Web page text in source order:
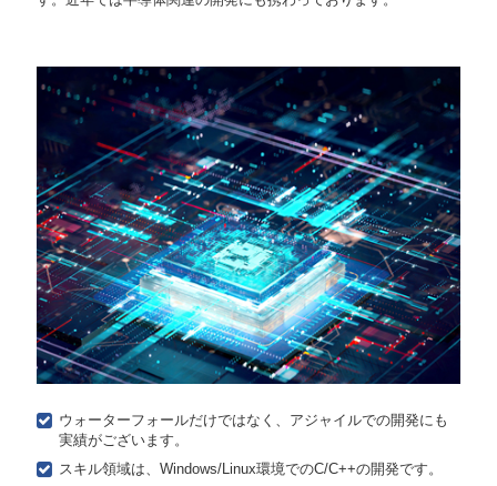
ウォーターフォールだけではなく、アジャイルでの開発にも
実績がございます。
スキル領域は、Windows/Linux環境でのC/C++の開発です。